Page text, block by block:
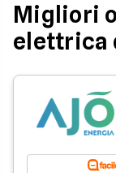
Migliori
elettrica